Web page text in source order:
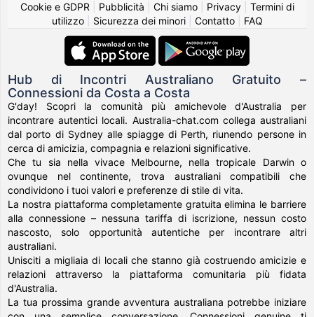
Cookie e GDPR
Pubblicità Chi siamo| Privacy| Termini di
utilizzo| Sicurezza dei minori| Contatto| FAQ
Hub di Incontri Australiano Gratuito –
Connessioni da Costa a Costa
G'day! Scopri la comunità più amichevole d'Australia per
incontrare autentici locali. Australia-chat.com collega australiani
dal porto di Sydney alle spiagge di Perth, riunendo persone in
cerca di amicizia, compagnia e relazioni significative.
Che tu sia nella vivace Melbourne, nella tropicale Darwin o
ovunque nel continente, trova australiani compatibili che
condividono i tuoi valori e preferenze di stile di vita.
La nostra piattaforma completamente gratuita elimina le barriere
alla connessione – nessuna tariffa di iscrizione, nessun costo
nascosto, solo opportunità autentiche per incontrare altri
australiani.
Unisciti a migliaia di locali che stanno già costruendo amicizie e
relazioni attraverso la piattaforma comunitaria più fidata
d'Australia.
La tua prossima grande avventura australiana potrebbe iniziare